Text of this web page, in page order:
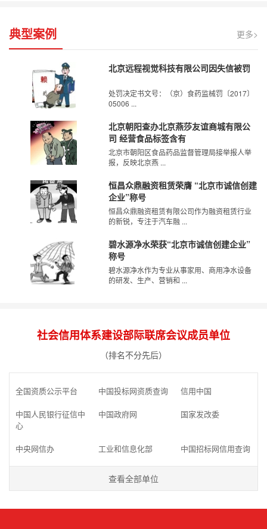
典型案例 更多>
北京远程视觉科技有限公司因失信被罚
处罚决定书文号：（京）食药监械罚〔2017〕
05006 ...
北京朝阳查办北京燕莎友谊商城有限公
司 经营食品标签含有
北京市朝阳区食品药品监督管理局接举报人举
报，反映北京燕 ...
恒昌众鼎融资租赁荣膺 “北京市诚信创建
企业”称号
恒昌众鼎融资租赁有限公司作为融资租赁行业
的新锐，专注于汽车融 ...
碧水源净水荣获“北京市诚信创建企业”
称号
碧水源净水作为专业从事家用、商用净水设备
的研发、生产、营销和 ...
社会信用体系建设部际联席会议成员单位
（排名不分先后）
全国资质公示平台 中国投标网资质查询 信用中国
中国人民银行征信中
心
中国政府网 国家发改委
中央网信办 工业和信息化部 中国招标网信用查询
查看全部单位